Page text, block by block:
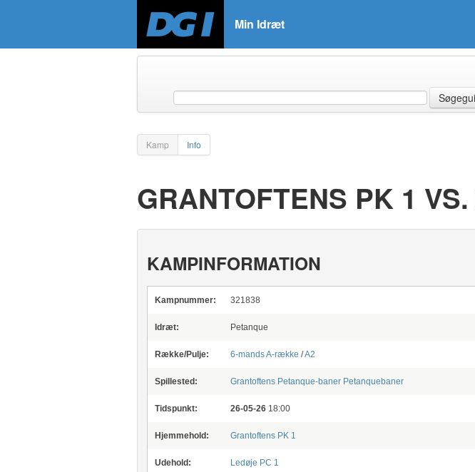
Min Idræt
Kamp Info
GRANTOFTENS PK 1
KAMPINFORMATION
Kampnummer: 321838
Idræt: Petanque
Række/Pulje: 6-mands A-række /A2
Spillested: Grantoftens Petanque-banerPetanquebaner
Tidspunkt: 26-05-26 18:00
Hjemmehold: Grantoftens PK 1
Udehold: Ledøje PC 1